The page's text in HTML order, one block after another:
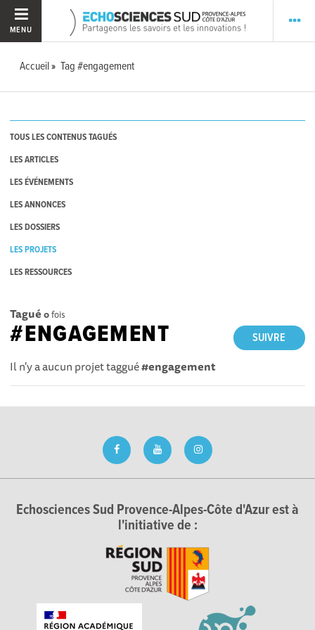
MENU
Accueil Tag #engagement
TOUS LES CONTENUS TAGUÉS
LES ARTICLES
LES ÉVÉNEMENTS
LES ANNONCES
LES DOSSIERS
LES PROJETS
LES RESSOURCES
Tagué 0fois
SUIVRE
#ENGAGEMENT
Il n'y a aucun projet taggué#engagement
Echosciences Sud Provence-Alpes-Côte d'Azur est à
l'initiative de :